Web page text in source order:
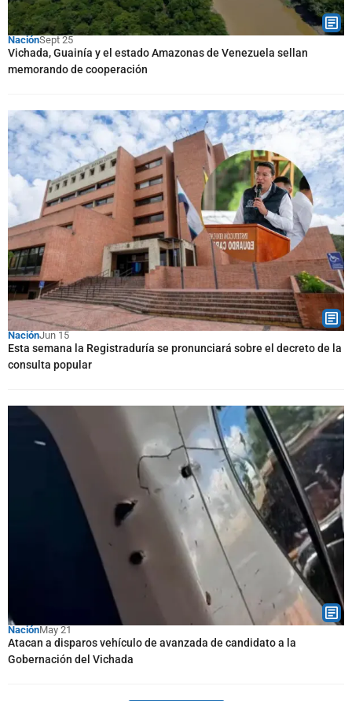
NaciónSept 25
Vichada, Guainía y el estado Amazonas de Venezuela sellan
memorando de cooperación
NaciónJun 15
Esta semana la Registraduría se pronunciará sobre el decreto de la
consulta popular
NaciónMay 21
Atacan a disparos vehículo de avanzada de candidato a la
Gobernación del Vichada